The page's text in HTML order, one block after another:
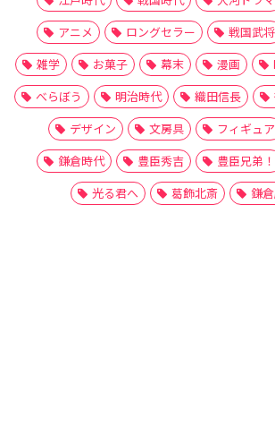
アニメ
ロングセラー 戦国武将
雑学
お菓子 幕末 漫画
べらぼう
明治時代 織田信長
デザイン
文房具 フィギュア
鎌倉時代
豊臣秀吉 豊臣兄弟！
光る君へ
葛飾北斎 鎌